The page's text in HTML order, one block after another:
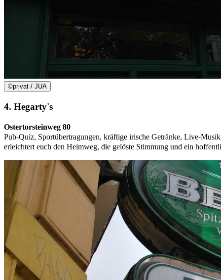
©privat / JUA
4. Hegarty's
Ostertorsteinweg 80
Pub-Quiz, Sportübertragungen, kräftige irische Getränke, Live-
erleichtert euch den Heimweg, die gelöste Stimmung und ein